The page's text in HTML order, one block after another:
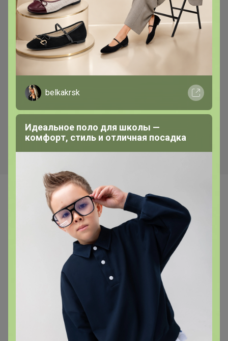
Смесь Сырная для
приготовления хлебо-
булочных изделий (аналог
Боу де Кежо), 1 кг
Бумага для выпекания
силиконизацией Горница,
Самые желанные
belkakrsk
Идеальное поло для школы —
комфорт, стиль и отличная посадка